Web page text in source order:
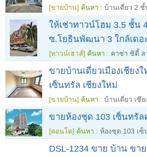
[ขายบ้าน] ค้นหา : บ้านเดี่ยว 2 ชั้
ให้เช่าทาวน์โฮม 3.5 ชั้น
ซ.โยธินพัฒนา 3 ใกล้เดอ
[ทาวน์เฮาส์] ค้นหา : คาซ่า ซิตี้
ขายบ้านเดี่ยวเมืองเชีย
เซ็นทรัล เชียงใหม่
[ขายบ้าน] ค้นหา : บ้านเดี่ยว เชีย
ขายห้องชุด 103 เซ็นทรั
[คอนโด] ค้นหา : ห้องชุด 103 เ
DSL-1234 ขาย บ้าน ขา